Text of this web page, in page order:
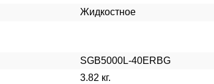
Жидкостное
SGB5000L-40ERBG
3.82 кг.